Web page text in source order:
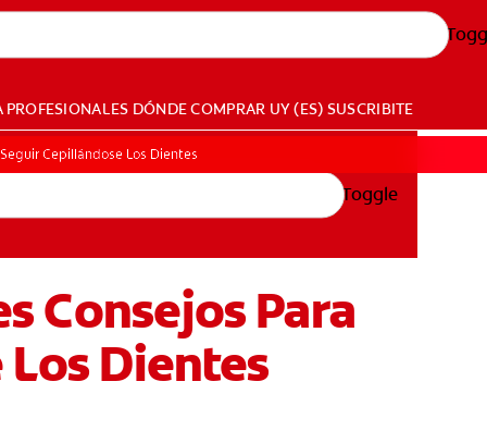
PROFESIONALES DÓNDE COMPRAR UY (ES) SUSCRIBITE
Toggle
Cepillándose Los Dientes
Consejos Para
Dientes